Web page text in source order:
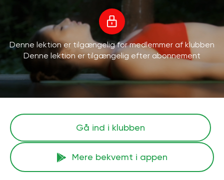
Denne lektion er tilgængelig for medlemmer af klubben
Denne lektion er tilgængelig efter abonnement
Gå ind i klubben
Mere bekvemt i appen